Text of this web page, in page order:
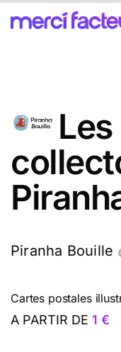
Piranha Bouille
Cartes postales
A PARTIR DE 1 €